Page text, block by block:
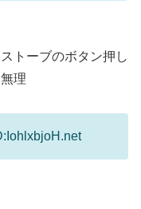
トーブのボタン押し
理